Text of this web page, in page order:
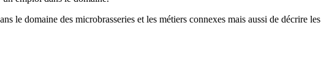
le domaine des microbrasseries et les métiers connexes mais aussi de décrire les